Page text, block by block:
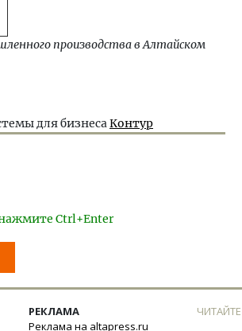
производства в Алтайском
для бизнесаКонтур
Ctrl+Enter
РЕКЛАМА
Реклама на altapress.ru